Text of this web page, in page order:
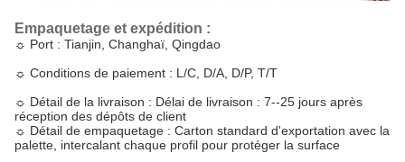
Empaquetage et expédition :
☼ Port : Tianjin, Changhaï, Qingdao
☼ Conditions de paiement : L/C, D/A, D/P, T/T
☼ Détail de la livraison : Délai de livraison : 7--25 jours après
réception des dépôts de client
☼ Détail de empaquetage : Carton standard d'exportation avec la
palette, intercalant chaque profil pour protéger la surface